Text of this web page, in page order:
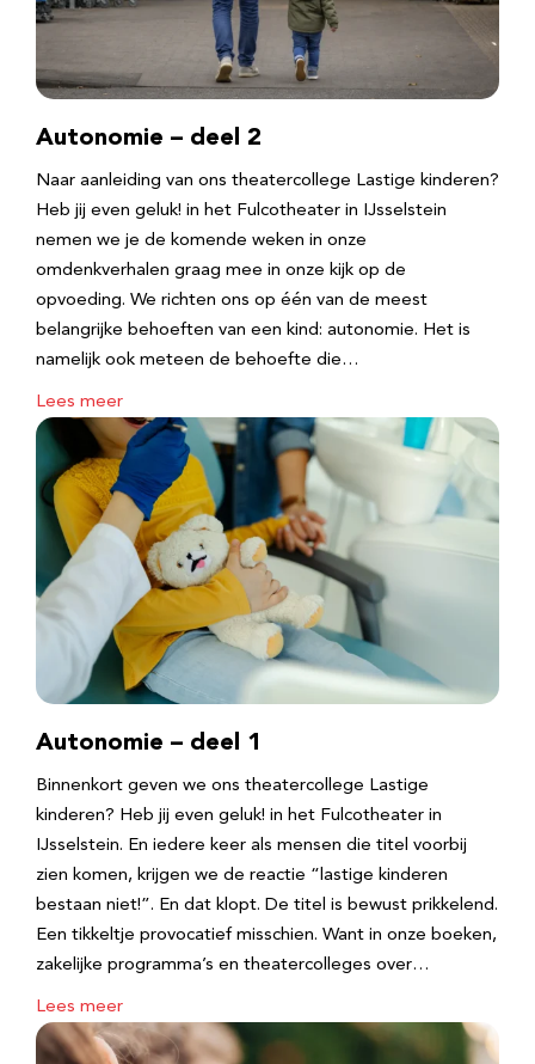
Autonomie – deel 2
Naar aanleiding van ons theatercollege Lastige kinderen?
Heb jij even geluk! in het Fulcotheater in IJsselstein
nemen we je de komende weken in onze
omdenkverhalen graag mee in onze kijk op de
opvoeding. We richten ons op één van de meest
belangrijke behoeften van een kind: autonomie. Het is
namelijk ook meteen de behoefte die…
Lees meer
Autonomie – deel 1
Binnenkort geven we ons theatercollege Lastige
kinderen? Heb jij even geluk! in het Fulcotheater in
IJsselstein. En iedere keer als mensen die titel voorbij
zien komen, krijgen we de reactie “lastige kinderen
bestaan niet!”. En dat klopt. De titel is bewust prikkelend.
Een tikkeltje provocatief misschien. Want in onze boeken,
zakelijke programma’s en theatercolleges over…
Lees meer